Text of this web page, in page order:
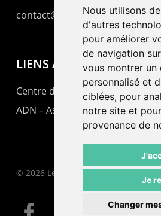
Nous utilisons
d'autres
pour améliorer
de navigation
vous montrer un
personnalisé et
ciblées, pour
notre site et
provenance de
Je
Changer
contact@lepommier.ch
LIENS AMIS
Centre de culture ABC
ADN – Association Danse
© 2026 Le Pommier.
facebook email